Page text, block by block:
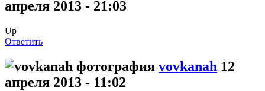
апреля 2013 - 21:03
Up
Ответить
vovkanah 12
апреля 2013 - 11:02